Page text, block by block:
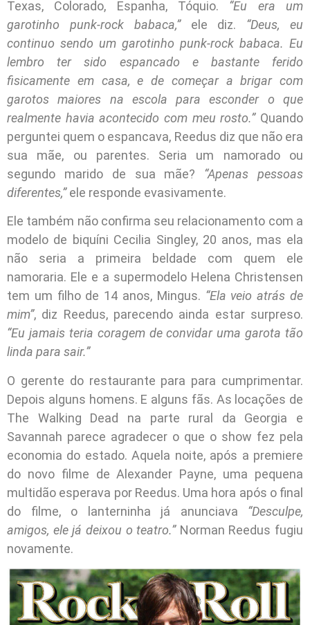
Texas, Colorado, Espanha, Tóquio. “Eu era um
garotinho punk-rock babaca,”ele diz. “Deus, eu
continuo sendo um garotinho punk-rock babaca. Eu
lembro ter sido espancado e bastante ferido
fisicamente em casa, e de começar a brigar com
garotos maiores na escola para esconder o que
realmente havia acontecido com meu rosto.”Quando
perguntei quem o espancava, Reedus diz que não era
sua mãe, ou parentes. Seria um namorado ou
segundo marido de sua mãe? “Apenas pessoas
diferentes,”ele responde evasivamente.
Ele também não confirma seu relacionamento com a
modelo de biquíni Cecilia Singley, 20 anos, mas ela
não seria a primeira beldade com quem ele
namoraria. Ele e a supermodelo Helena Christensen
tem um filho de 14 anos, Mingus. “Ela veio atrás de
mim”, diz Reedus, parecendo ainda estar surpreso.
“Eu jamais teria coragem de convidar uma garota tão
linda para sair.”
O gerente do restaurante para para cumprimentar.
Depois alguns homens. E alguns fãs. As locações de
The Walking Dead na parte rural da Georgia e
Savannah parece agradecer o que o show fez pela
economia do estado. Aquela noite, após a premiere
do novo filme de Alexander Payne, uma pequena
multidão esperava por Reedus. Uma hora após o final
do filme, o lanterninha já anunciava “Desculpe,
amigos, ele já deixou o teatro.”Norman Reedus fugiu
novamente.